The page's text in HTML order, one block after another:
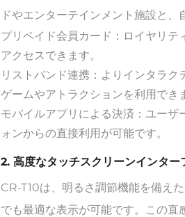
ドやエンターテインメント施設と、
プリペイド会員カード：ロイヤリ
アクセスできます。
リストバンド連携：よりインタラ
ゲームやアトラクションを利用でき
モバイルアプリによる決済：ユー
ォンからの直接利用が可能です。
2. 高度なタッチスクリーンインター
CR-T10は、明るさ調節機能を備え
でも最適な表示が可能です。この